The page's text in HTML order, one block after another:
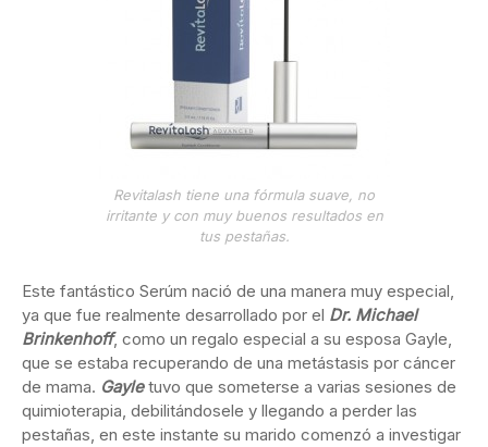
Revitalash tiene una fórmula suave, no
irritante y con muy buenos resultados en
tus pestañas.
Este fantástico Serúm nació de una manera muy especial,
ya que fue realmente desarrollado por el Dr. Michael
Brinkenhoff, como un regalo especial a su esposa Gayle,
que se estaba recuperando de una metástasis por cáncer
de mama. Gayletuvo que someterse a varias sesiones de
quimioterapia, debilitándosele y llegando a perder las
pestañas, en este instante su marido comenzó a investigar